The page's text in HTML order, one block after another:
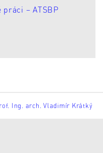
– ATSBP
Ing. arch. Vladimír Krátký